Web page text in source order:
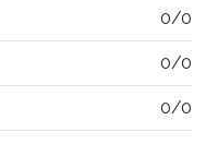
0/0
0/0
0/0